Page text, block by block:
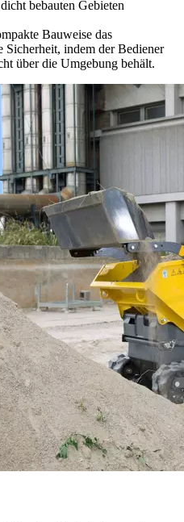
bebauten Gebieten
Bauweise das
indem der Bediener
über die Umgebung behält.